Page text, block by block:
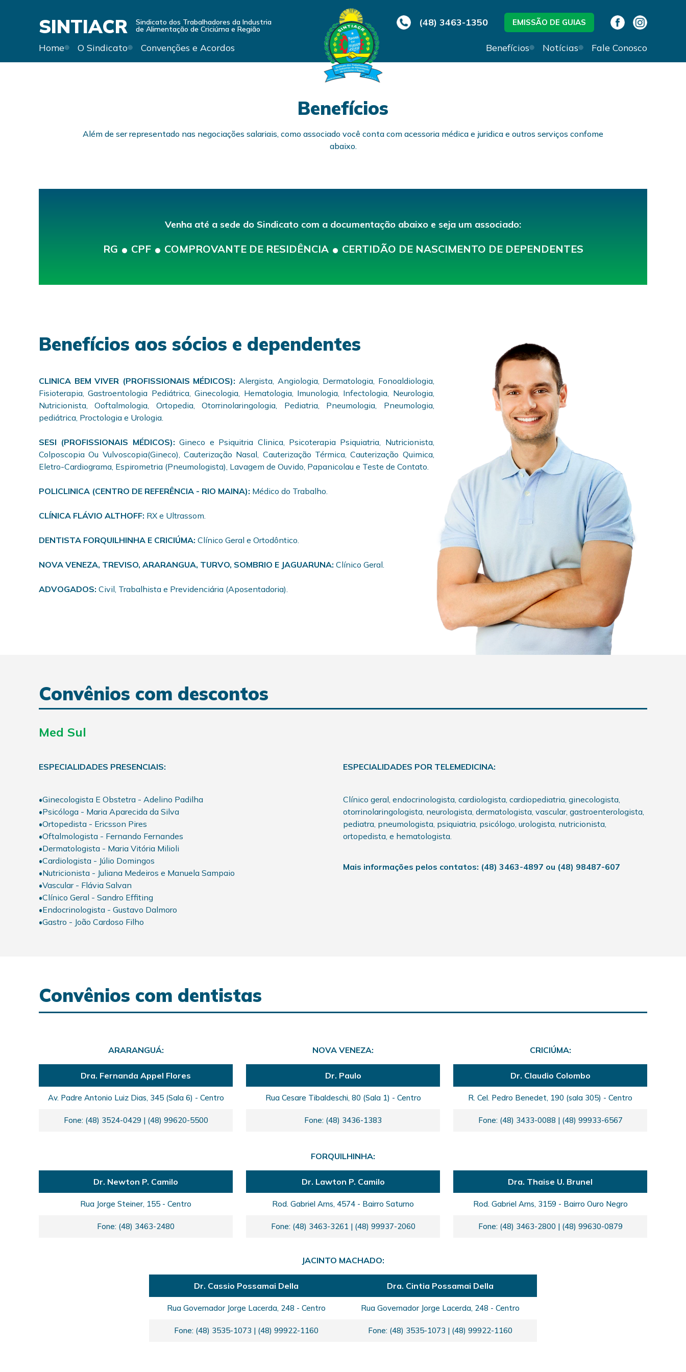
SINTIACR Sindicato dos Trabalhadores da Industria
de Alimentação de Criciúma e Região
(48) 3463-1350 EMISSÃO DE GUIAS
Home O Sindicato Convenções e Acordos Benefícios Notícias Fale Conosco
Benefícios
Além de ser representado nas negociações salariais, como associado você conta com acessoria médica e juridica e outros serviços confome
abaixo.
Venha até a sede do Sindicato com a documentação abaixo e seja um associado:
RG CPF COMPROVANTE DE RESIDÊNCIA CERTIDÃO DE NASCIMENTO DE DEPENDENTES
Benefícios aos sócios e dependentes
CLINICA BEM VIVER (PROFISSIONAIS MÉDICOS): Alergista, Angiologia, Dermatologia, Fonoaldiologia,
Fisioterapia, Gastroentologia Pediátrica, Ginecologia, Hematologia, Imunologia, Infectologia, Neurologia,
Nutricionista, Ooftalmologia, Ortopedia, Otorrinolaringologia, Pediatria, Pneumologia, Pneumologia,
pediátrica, Proctologia e Urologia.
SESI (PROFISSIONAIS MÉDICOS):Gineco e Psiquitria Clinica, Psicoterapia Psiquiatria, Nutricionista,
Colposcopia Ou Vulvoscopia(Gineco), Cauterização Nasal, Cauterização Térmica, Cauterização Quimica,
Eletro-Cardiograma, Espirometria (Pneumologista), Lavagem de Ouvido, Papanicolau e Teste de Contato.
POLICLINICA (CENTRO DE REFERÊNCIA - RIO MAINA): Médico do Trabalho.
CLÍNICA FLÁVIO ALTHOFF: RX e Ultrassom.
DENTISTA FORQUILHINHA E CRICIÚMA: Clínico Geral e Ortodôntico.
NOVA VENEZA, TREVISO, ARARANGUA, TURVO, SOMBRIO E JAGUARUNA: Clínico Geral.
ADVOGADOS: Civil, Trabalhista e Previdenciária (Aposentadoria).
Convênios com descontos
Med Sul
ESPECIALIDADES PRESENCIAIS:
•Ginecologista E Obstetra - Adelino Padilha
•Psicóloga - Maria Aparecida da Silva
•Ortopedista - Ericsson Pires
•Oftalmologista - Fernando Fernandes
•Dermatologista - Maria Vitória Milioli
•Cardiologista - Júlio Domingos
•Nutricionista - Juliana Medeiros e Manuela Sampaio
•Vascular - Flávia Salvan
•Clínico Geral - Sandro Effiting
•Endocrinologista - Gustavo Dalmoro
•Gastro - João Cardoso Filho
ESPECIALIDADES POR TELEMEDICINA:
Clínico geral, endocrinologista, cardiologista, cardiopediatria, ginecologista,
otorrinolaringologista, neurologista, dermatologista, vascular, gastroenterologista,
pediatra, pneumologista, psiquiatria, psicólogo, urologista, nutricionista,
ortopedista, e hematologista.
Mais informações pelos contatos: (48) 3463-4897 ou (48) 98487-607
Convênios com dentistas
ARARANGUÁ:
Dra. Fernanda Appel Flores
Av. Padre Antonio Luiz Dias, 345 (Sala 6) - Centro
Fone: (48) 3524-0429 | (48) 99620-5500
NOVA VENEZA:
Dr. Paulo
Rua Cesare Tibaldeschi, 80 (Sala 1) - Centro
Fone: (48) 3436-1383
CRICIÚMA:
Dr. Claudio Colombo
R. Cel. Pedro Benedet, 190 (sala 305) - Centro
Fone: (48) 3433-0088 | (48) 99933-6567
FORQUILHINHA:
Dr. Newton P. Camilo
Rua Jorge Steiner, 155 - Centro
Fone: (48) 3463-2480
Dr. Lawton P. Camilo
Rod. Gabriel Arns, 4574 - Bairro Saturno
Fone: (48) 3463-3261 | (48) 99937-2060
Dra. Thaise U. Brunel
Rod. Gabriel Arns, 3159 - Bairro Ouro Negro
Fone: (48) 3463-2800 | (48) 99630-0879
JACINTO MACHADO:
Dr. Cassio Possamai Della
Rua Governador Jorge Lacerda, 248 - Centro
Fone: (48) 3535-1073 | (48) 99922-1160
Dra. Cintia Possamai Della
Rua Governador Jorge Lacerda, 248 - Centro
Fone: (48) 3535-1073 | (48) 99922-1160